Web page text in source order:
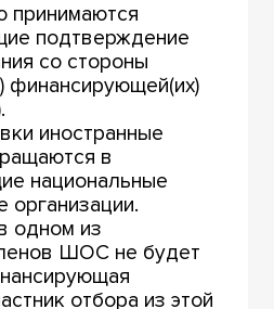
принимаются
подтверждение
со стороны
финансирующей(их)
иностранные
в
национальные
одном из
ШОС не будет
отбора из этой